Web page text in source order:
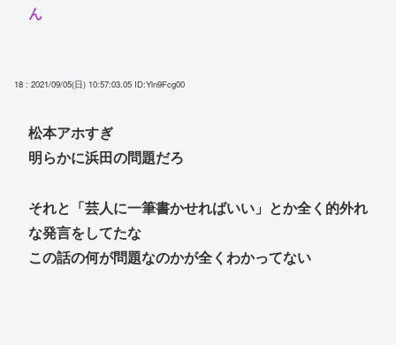
ん
18 : 2021/09/05(日) 10:57:03.05 ID:Yln9Fcg00
松本アホすぎ
明らかに浜田の問題だろ
それと「芸人に一筆書かせればいい」とか全く的外れ
な発言をしてたな
この話の何が問題なのかが全くわかってない